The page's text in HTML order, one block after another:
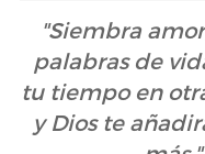
"Siembra
palabras de
tu tiempo en
y Dios te